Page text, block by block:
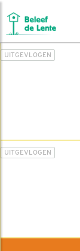
UITGEVLOGEN
UITGEVLOGEN